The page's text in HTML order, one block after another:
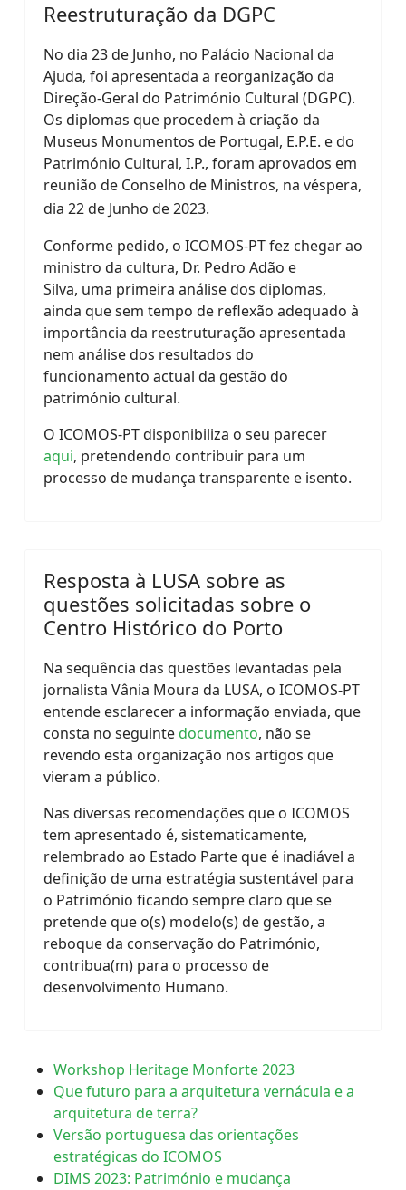
Reestruturação da DGPC
No dia 23 de Junho, no Palácio Nacional da
Ajuda, foi apresentada a reorganização da
Direção-Geral do Património Cultural (DGPC).
Os diplomas que procedem à criação da
Museus Monumentos de Portugal, E.P.E. e do
Património Cultural, I.P., foram aprovados em
reunião de Conselho de Ministros, na véspera,
dia 22 de Junho de 2023.
Conforme pedido, o ICOMOS-PT fez chegar ao
ministro da cultura, Dr. Pedro Adão e
Silva, uma primeira análise dos diplomas,
ainda que sem tempo de reflexão adequado à
importância da reestruturação apresentada
nem análise dos resultados do
funcionamento actual da gestão do
património cultural.
O ICOMOS-PT disponibiliza o seu parecer
aqui, pretendendo contribuir para um
processo de mudança transparente e isento.
Resposta à LUSA sobre as
questões solicitadas sobre o
Centro Histórico do Porto
Na sequência das questões levantadas pela
jornalista Vânia Moura da LUSA, o ICOMOS-PT
entende esclarecer a informação enviada, que
consta no seguintedocumento, não se
revendo esta organização nos artigos que
vieram a público.
Nas diversas recomendações que o ICOMOS
tem apresentado é, sistematicamente,
relembrado ao Estado Parte que é inadiável a
definição de uma estratégia sustentável para
o Património ficando sempre claro que se
pretende que o(s) modelo(s) de gestão, a
reboque da conservação do Património,
contribua(m) para o processo de
desenvolvimento Humano.
Workshop Heritage Monforte 2023
Que futuro para a arquitetura vernácula e a
arquitetura de terra?
Versão portuguesa das orientações
estratégicas do ICOMOS
DIMS 2023: Património e mudança